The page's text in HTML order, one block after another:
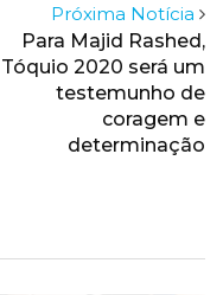
Próxima Notícia
Para Majid Rashed,
Tóquio 2020 será um
testemunho de
coragem e
determinação